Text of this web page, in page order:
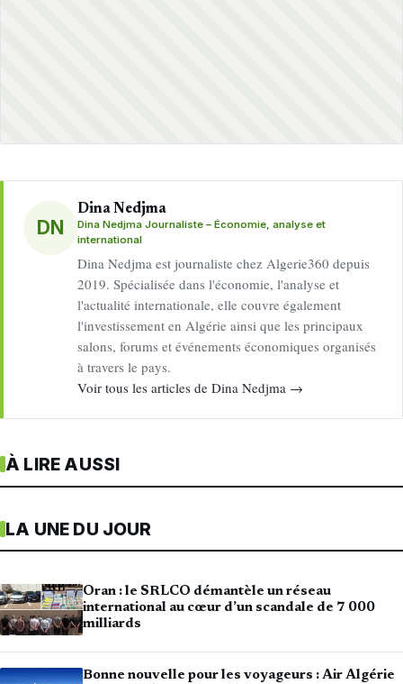
DN
Dina Nedjma
Dina Nedjma Journaliste – Économie, analyse et
international
Dina Nedjma est journaliste chez Algerie360 depuis
2019. Spécialisée dans l'économie, l'analyse et
l'actualité internationale, elle couvre également
l'investissement en Algérie ainsi que les principaux
salons, forums et événements économiques organisés
à travers le pays.
Voir tous les articles de Dina Nedjma →
À LIRE AUSSI
LA UNE DU JOUR
Oran : le SRLCO démantèle un réseau
international au cœur d’un scandale de 7 000
milliards
Bonne nouvelle pour les voyageurs : Air Algérie